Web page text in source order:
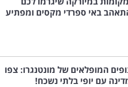
באי ספרדי מקסים ומפתיע
המופלאים של מונטנגרו: צפו
עם יופי בלתי נשכח!